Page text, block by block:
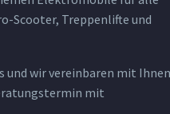
Scooter, Treppenlifte und
und wir vereinbaren mit Ihnen
mit